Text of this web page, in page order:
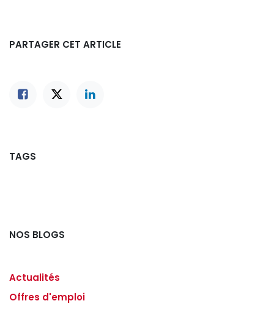
PARTAGER CET ARTICLE
TAGS
NOS BLOGS
Actualités
Offres d'emploi